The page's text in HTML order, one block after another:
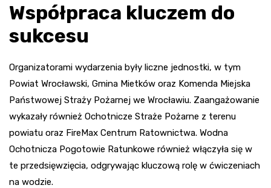
Współpraca kluczem do
sukcesu
Organizatorami wydarzenia były liczne jednostki, w tym
Powiat Wrocławski, Gmina Mietków oraz Komenda Miejska
Państwowej Straży Pożarnej we Wrocławiu. Zaangażowanie
wykazały również Ochotnicze Straże Pożarne z terenu
powiatu oraz FireMax Centrum Ratownictwa. Wodna
Ochotnicza Pogotowie Ratunkowe również włączyła się w
te przedsięwzięcia, odgrywając kluczową rolę w ćwiczeniach
na wodzie.